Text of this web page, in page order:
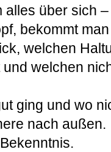
alles über sich
bekommt
welchen
welchen
ging und wo
nach außen.